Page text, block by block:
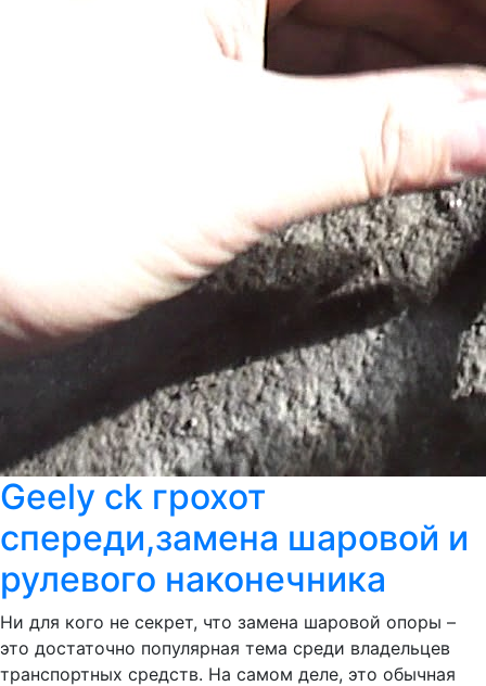
Geely ck грохот
спереди,замена шаровой и
рулевого наконечника
Ни для кого не секрет, что замена шаровой опоры –
это достаточно популярная тема среди владельцев
транспортных средств. На самом деле, это обычная